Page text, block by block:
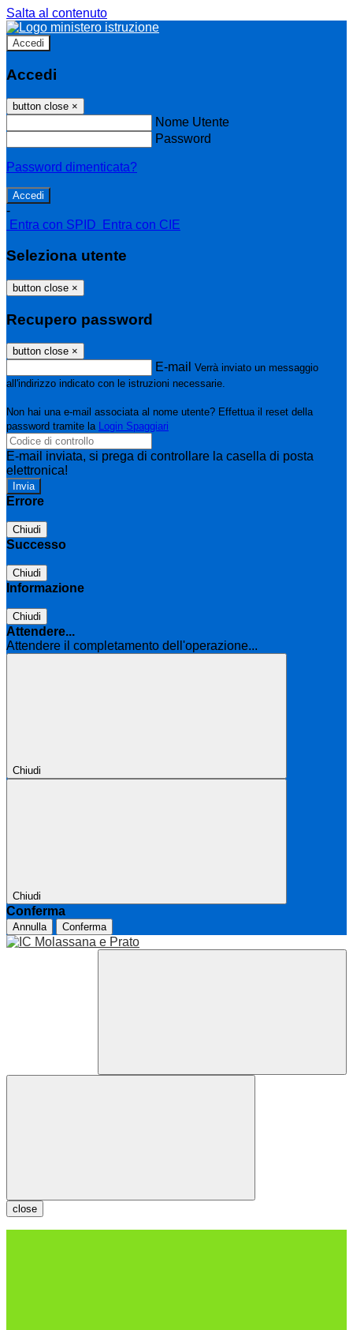
Salta al contenuto
Accedi
Accedi
button close ×
Nome Utente
Password
Password dimenticata?
-
Entra con SPID
Entra con CIE
Seleziona utente
button close ×
Recupero password
button close ×
E-mail Verrà inviato un messaggio
all'indirizzo indicato con le istruzioni necessarie.
Non hai una e-mail associata al nome utente? Effettua il reset della
password tramite la Login Spaggiari
E-mail inviata, si prega di controllare la casella di posta
elettronica!
Errore
Chiudi
Successo
Chiudi
Informazione
Chiudi
Attendere...
Attendere il completamento dell'operazione...
Chiudi
Chiudi
Conferma
Annulla Conferma
close